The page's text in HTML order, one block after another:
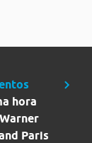
hora
Paris